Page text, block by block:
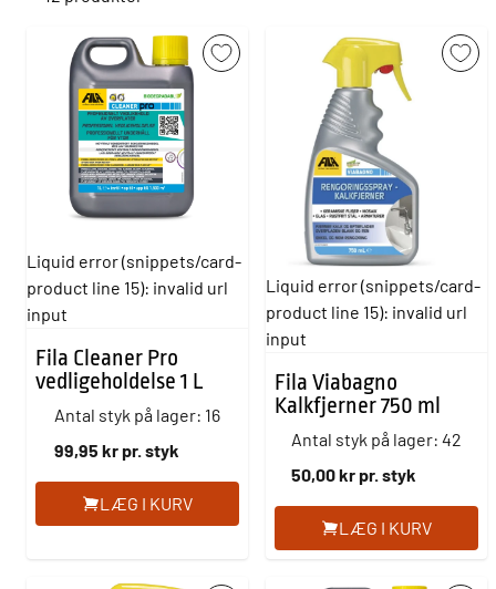
Liquid error (snippets/card-
product line 15): invalid url
input
Fila Cleaner Pro
vedligeholdelse 1 L
Antal styk på lager: 16
99,95 kr pr. styk
LÆG I KURV
Liquid error (snippets/card-
product line 15): invalid url
input
Fila Viabagno
Kalkfjerner 750 ml
Antal styk på lager: 42
50,00 kr pr. styk
LÆG I KURV